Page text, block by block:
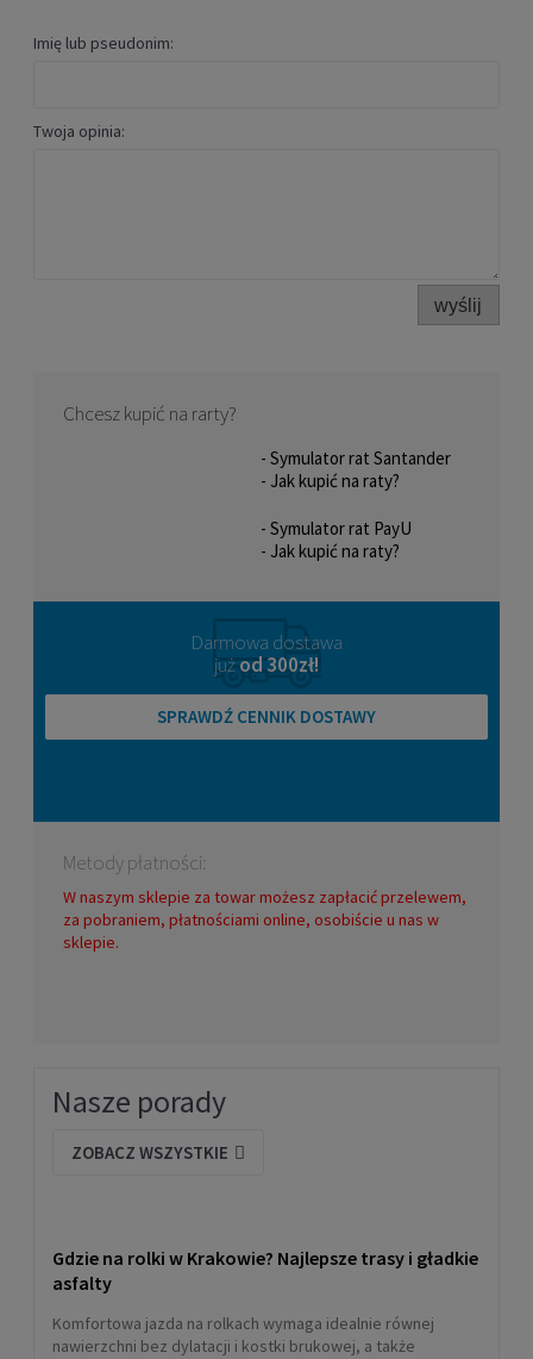
Imię lub pseudonim:
Twoja opinia:
wyślij
Chcesz kupić na rarty?
- Symulator rat Santander
- Jak kupić na raty?
- Symulator rat PayU
- Jak kupić na raty?
Darmowa dostawa
już od 300zł!
SPRAWDŹ CENNIK DOSTAWY
Metody płatności:
W naszym sklepie za towar możesz zapłacić przelewem,
za pobraniem, płatnościami online, osobiście u nas w
sklepie.
Nasze porady
ZOBACZ WSZYSTKIE
Gdzie na rolki w Krakowie? Najlepsze trasy i gładkie
asfalty
Komfortowa jazda na rolkach wymaga idealnie równej
nawierzchni bez dylatacji i kostki brukowej, a także